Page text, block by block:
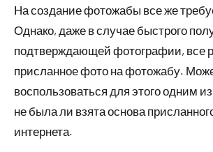
На создание фотожабы все же
Однако, даже в случае быстрого
подтверждающей фотографии, все
присланное фото на фотожабу.
воспользоваться для этого одним
не была ли взята основа
интернета.